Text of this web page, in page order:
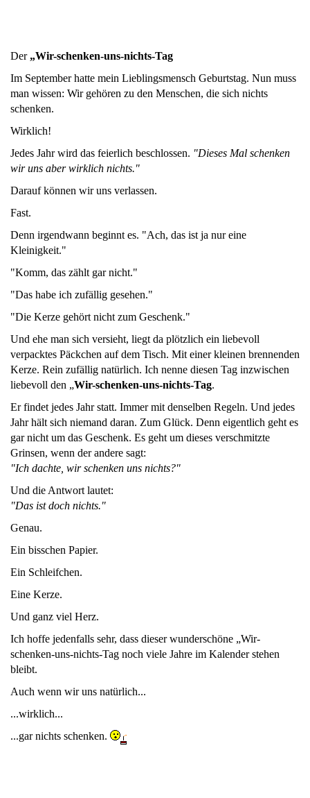
Der„Wir-schenken-uns-nichts-Tag
Im September hatte mein Lieblingsmensch Geburtstag. Nun muss
man wissen: Wir gehören zu den Menschen, die sich nichts
schenken.
Wirklich!
Jedes Jahr wird das feierlich beschlossen. "Dieses Mal schenken
wir uns aber wirklich nichts."
Darauf können wir uns verlassen.
Fast.
Denn irgendwann beginnt es. "Ach, das ist ja nur eine
Kleinigkeit."
"Komm, das zählt gar nicht."
"Das habe ich zufällig gesehen."
"Die Kerze gehört nicht zum Geschenk."
Und ehe man sich versieht, liegt da plötzlich ein liebevoll
verpacktes Päckchen auf dem Tisch. Mit einer kleinen brennenden
Kerze. Rein zufällig natürlich. Ich nenne diesen Tag inzwischen
liebevoll den „Wir-schenken-uns-nichts-Tag.
Er findet jedes Jahr statt. Immer mit denselben Regeln. Und jedes
Jahr hält sich niemand daran. Zum Glück. Denn eigentlich geht es
gar nicht um das Geschenk. Es geht um dieses verschmitzte
Grinsen, wenn der andere sagt:
"Ich dachte, wir schenken uns nichts?"
Und die Antwort lautet:
"Das ist doch nichts."
Genau.
Ein bisschen Papier.
Ein Schleifchen.
Eine Kerze.
Und ganz viel Herz.
Ich hoffe jedenfalls sehr, dass dieser wunderschöne „Wir-
schenken-uns-nichts-Tag noch viele Jahre im Kalender stehen
bleibt.
Auch wenn wir uns natürlich...
...wirklich...
...gar nichts schenken.